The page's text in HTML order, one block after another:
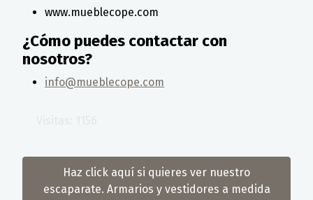
www.mueblecope.com
¿Cómo puedes contactar con
nosotros?
info@mueblecope.com
Haz click aquí si quieres ver nuestro
escaparate. Armarios y vestidores a medida